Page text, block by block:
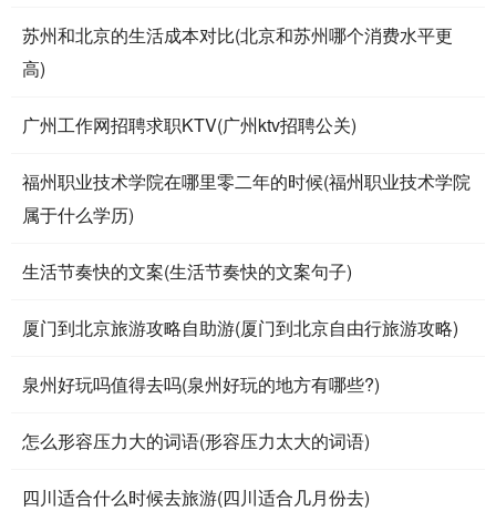
苏州和北京的生活成本对比(北京和苏州哪个消费水平更
高)
广州工作网招聘求职KTV(广州ktv招聘公关)
福州职业技术学院在哪里零二年的时候(福州职业技术学院
属于什么学历)
生活节奏快的文案(生活节奏快的文案句子)
厦门到北京旅游攻略自助游(厦门到北京自由行旅游攻略)
泉州好玩吗值得去吗(泉州好玩的地方有哪些?)
怎么形容压力大的词语(形容压力太大的词语)
四川适合什么时候去旅游(四川适合几月份去)